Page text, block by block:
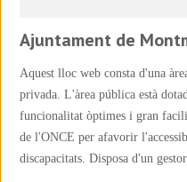
Ajuntament de
Aquest lloc web consta d'una
privada. L'àrea pública està
funcionalitat òptimes i gran
de l'ONCE per afavorir
discapacitats. Disposa d'un gestor